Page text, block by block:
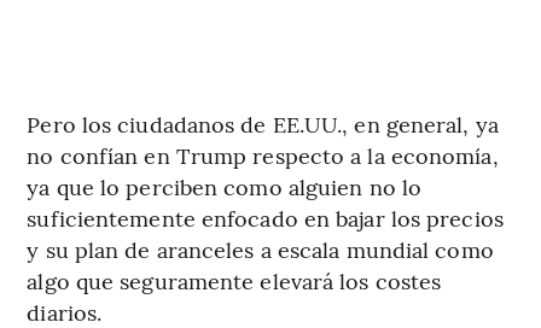
Pero los ciudadanos de EE.UU., en general, ya
no confían en Trump respecto a la economía,
ya que lo perciben como alguien no lo
suficientemente enfocado en bajar los precios
y su plan de aranceles a escala mundial como
algo que seguramente elevará los costes
diarios.